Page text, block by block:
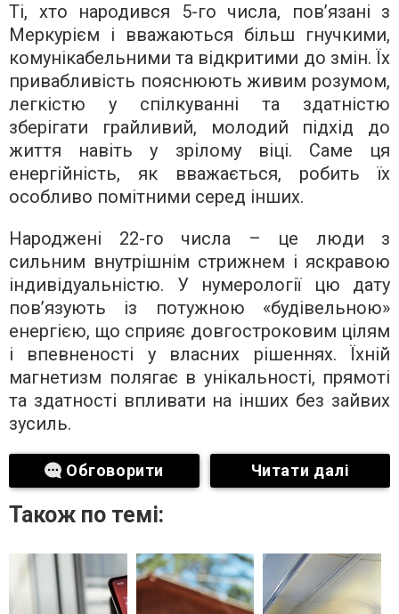
Ті, хто народився 5-го числа, пов’язані з
Меркурієм і вважаються більш гнучкими,
комунікабельними та відкритими до змін. Їх
привабливість пояснюють живим розумом,
легкістю у спілкуванні та здатністю
зберігати грайливий, молодий підхід до
життя навіть у зрілому віці. Саме ця
енергійність, як вважається, робить їх
особливо помітними серед інших.
Народжені 22-го числа – це люди з
сильним внутрішнім стрижнем і яскравою
індивідуальністю. У нумерології цю дату
пов’язують із потужною «будівельною»
енергією, що сприяє довгостроковим цілям
і впевненості у власних рішеннях. Їхній
магнетизм полягає в унікальності, прямоті
та здатності впливати на інших без зайвих
зусиль.
Обговорити Читати далі
Також по темі: